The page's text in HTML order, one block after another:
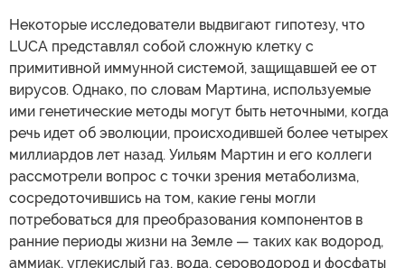
Некоторые исследователи выдвигают гипотезу, что
LUCA представлял собой сложную клетку с
примитивной иммунной системой, защищавшей ее от
вирусов. Однако, по словам Мартина, используемые
ими генетические методы могут быть неточными, когда
речь идет об эволюции, происходившей более четырех
миллиардов лет назад. Уильям Мартин и его коллеги
рассмотрели вопрос с точки зрения метаболизма,
сосредоточившись на том, какие гены могли
потребоваться для преобразования компонентов в
ранние периоды жизни на Земле — таких как водород,
аммиак, углекислый газ, вода, сероводород и фосфаты